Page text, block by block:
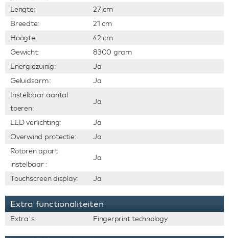
Lengte:
27 cm
Breedte:
21 cm
Hoogte:
42 cm
Gewicht:
8300 gram
Energiezuinig:
Ja
Geluidsarm:
Ja
Instelbaar aantal
toeren:
Ja
LED verlichting:
Ja
Overwind protectie:
Ja
Rotoren apart
instelbaar :
Ja
Touchscreen display: Ja
Extra functionaliteiten
Extra's: Fingerprint technology